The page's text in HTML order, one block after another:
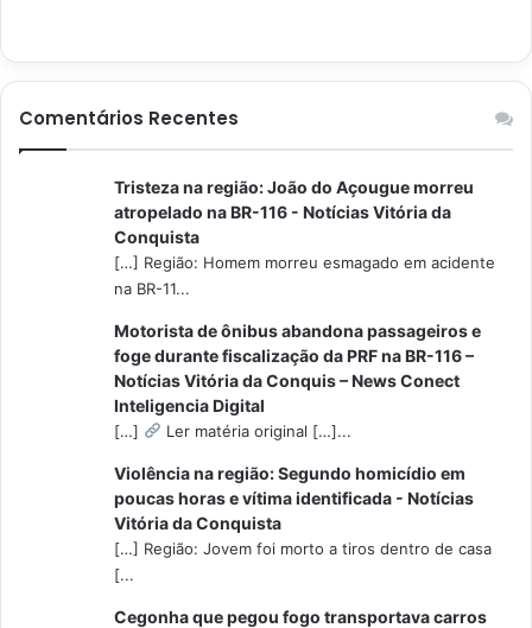
Comentários Recentes
Tristeza na região: João do Açougue morreu
atropelado na BR-116 - Notícias Vitória da
Conquista
[…] Região: Homem morreu esmagado em acidente
na BR-11...
Motorista de ônibus abandona passageiros e
foge durante fiscalização da PRF na BR-116 –
Notícias Vitória da Conquis – News Conect
Inteligencia Digital
[…] Ler matéria original […]...
Violência na região: Segundo homicídio em
poucas horas e vítima identificada - Notícias
Vitória da Conquista
[…] Região: Jovem foi morto a tiros dentro de casa
[...
Cegonha que pegou fogo transportava carros